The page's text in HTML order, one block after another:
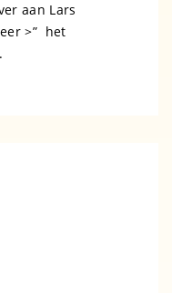
aan Lars
>” het